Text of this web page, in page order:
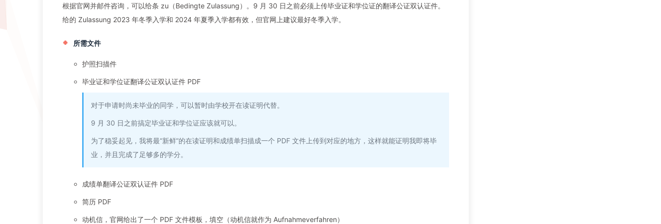
根据官网并邮件咨询，可以给条 zu（Bedingte Zulassung）。9 月 30 日之前必须上传毕业证和学位证的翻译公证双认证件。
给的 Zulassung 2023 年冬季入学和 2024 年夏季入学都有效，但官网上建议最好冬季入学。
所需文件
护照扫描件
毕业证和学位证翻译公证双认证件 PDF
对于申请时尚未毕业的同学，可以暂时由学校开在读证明代替。
9 月 30 日之前搞定毕业证和学位证应该就可以。
为了稳妥起见，我将最“新鲜”的在读证明和成绩单扫描成一个 PDF 文件上传到对应的地方，这样就能证明我即将毕
业，并且完成了足够多的学分。
成绩单翻译公证双认证件 PDF
简历 PDF
动机信，官网给出了一个 PDF 文件模板，填空（动机信就作为 Aufnahmeverfahren）